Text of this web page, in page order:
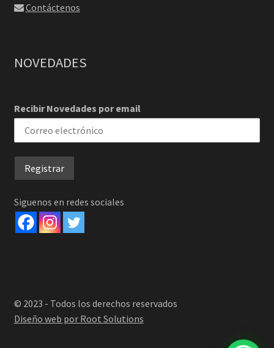
Contáctenos
NOVEDADES
Recibir Novedades por email
Siguenos en redes sociales
© 2023 - Todos los derechos reservados
Diseño web por Root Solutions